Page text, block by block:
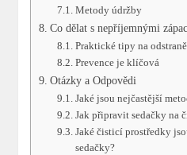
Metody údržby
Co dělat s nepříjemnými
Praktické tipy na
Prevence je klíčová
Otázky a Odpovědi
Jaké jsou nejčastější
Jak připravit sedačky na
Jaké čisticí prostředky
sedačky?